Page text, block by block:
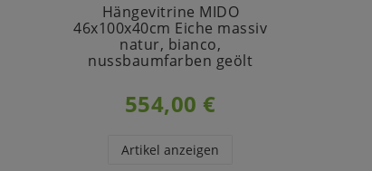
Hängevitrine MIDO
46x100x40cm Eiche massiv
natur, bianco,
nussbaumfarben geölt
554,00 €
Artikel anzeigen